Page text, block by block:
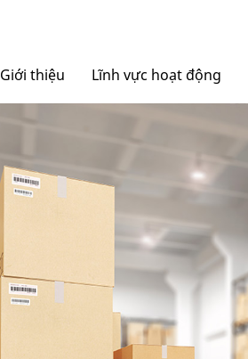
Giới thiệu Lĩnh vực hoạt động
NGOCDIEPWINDOW
Nhôm Dinostar